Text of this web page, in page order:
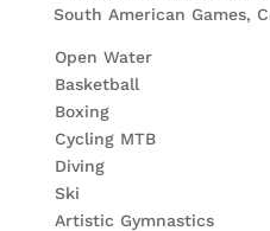
South American Games,
Open Water
Basketball
Boxing
Cycling MTB
Diving
Ski
Artistic Gymnastics